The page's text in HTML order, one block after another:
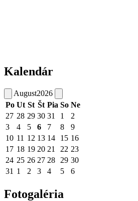
Kalendár
August2026
Po Ut St Št Pia So Ne
27 28 29 30 31 1
2
3
4 5 6 7 8
9
10 11 12 13 14 15 16
17 18 19 20 21 22 23
24 25 26 27 28 29 30
31 1 2 3 4 5 6
Fotogaléria